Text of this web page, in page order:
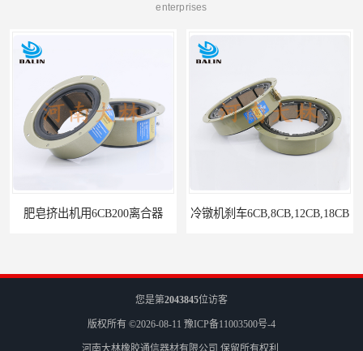
enterprises
肥皂挤出机用6CB200离合器 冷镦机刹车6CB,8CB,12CB,18CB
您是第2043845位访客
版权所有 ©2026-08-11 豫ICP备11003500号-4
河南大林橡胶通信器材有限公司 保留所有权利.